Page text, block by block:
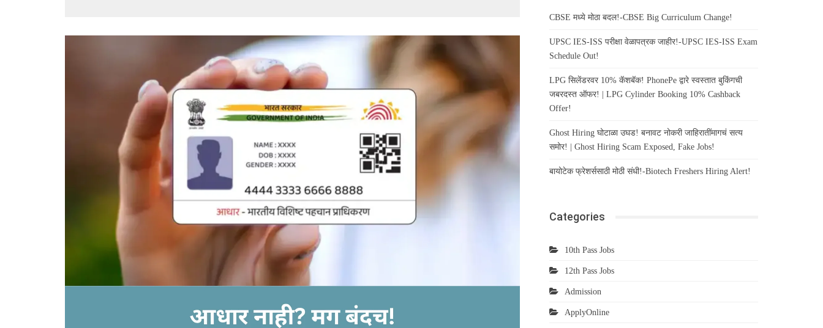
CBSE मध्ये मोठा बदल!-CBSE Big Curriculum Change!
UPSC IES-ISS परीक्षा वेळापत्रक जाहीर!-UPSC IES-ISS Exam
Schedule Out!
LPG सिलेंडरवर 10% कॅशबॅक! PhonePe द्वारे स्वस्तात बुकिंगची
जबरदस्त ऑफर! | LPG Cylinder Booking 10% Cashback
Offer!
Ghost Hiring घोटाळा उघड! बनावट नोकरी जाहिरातींमागचं सत्य
समोर! | Ghost Hiring Scam Exposed, Fake Jobs!
बायोटेक फ्रेशर्ससाठी मोठी संधी!-Biotech Freshers Hiring Alert!
Categories
10th Pass Jobs
12th Pass Jobs
Admission
ApplyOnline